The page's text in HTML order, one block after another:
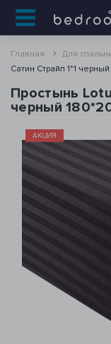
Главная Для
Сатин Страйп 1*1
Простынь
черный
АКЦИЯ